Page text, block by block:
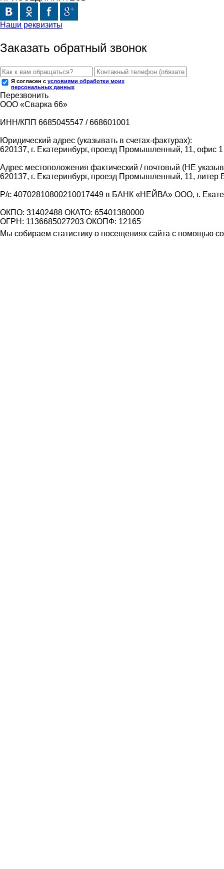
Наши реквизиты
Заказать обратный звонок
Я согласен с условиями обработки моих
персональных данных
Перезвонить
ООО «Сварка 66»
ИНН/КПП 6685045547 / 668601001
Юридический адрес (указывать в счетах-фактурах):
620137, г. Екатеринбург, проезд Промышленный, 11, офис 1
Адрес местоположения фактический / почтовый (НЕ
620137, г. Екатеринбург, проезд Промышленный, 11, литер
Р/с 40702810800210017449 в БАНК «НЕЙВА» ООО, г.
ОКПО: 31402488 ОКАТО: 65401380000
ОГРН: 1136685027203 ОКОПФ: 12165
Мы собираем статистику о посещениях сайта с помощью